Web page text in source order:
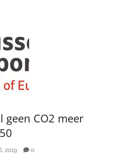
geen CO2 meer
2019 0